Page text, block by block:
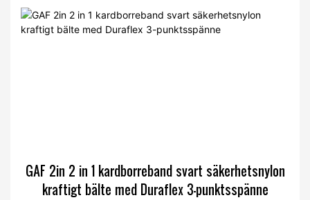
GAF 2in 2 in 1 kardborreband svart säkerhetsnylon
kraftigt bälte med Duraflex 3-punktsspänne